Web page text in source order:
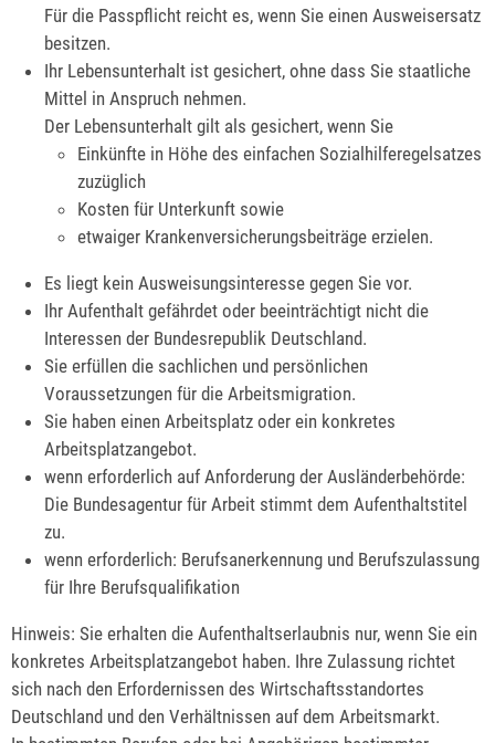
Für die Passpflicht reicht es, wenn Sie einen Ausweisersatz
besitzen.
Ihr Lebensunterhalt ist gesichert, ohne dass Sie staatliche
Mittel in Anspruch nehmen.
Der Lebensunterhalt gilt als gesichert, wenn Sie
Einkünfte in Höhe des einfachen Sozialhilferegelsatzes
zuzüglich
Kosten für Unterkunft sowie
etwaiger Krankenversicherungsbeiträge erzielen.
Es liegt kein Ausweisungsinteresse gegen Sie vor.
Ihr Aufenthalt gefährdet oder beeinträchtigt nicht die
Interessen der Bundesrepublik Deutschland.
Sie erfüllen die sachlichen und persönlichen
Voraussetzungen für die Arbeitsmigration.
Sie haben einen Arbeitsplatz oder ein konkretes
Arbeitsplatzangebot.
wenn erforderlich auf Anforderung der Ausländerbehörde:
Die Bundesagentur für Arbeit stimmt dem Aufenthaltstitel
zu.
wenn erforderlich: Berufsanerkennung und Berufszulassung
für Ihre Berufsqualifikation
Hinweis: Sie erhalten die Aufenthaltserlaubnis nur, wenn Sie ein
konkretes Arbeitsplatzangebot haben. Ihre Zulassung richtet
sich nach den Erfordernissen des Wirtschaftsstandortes
Deutschland und den Verhältnissen auf dem Arbeitsmarkt.